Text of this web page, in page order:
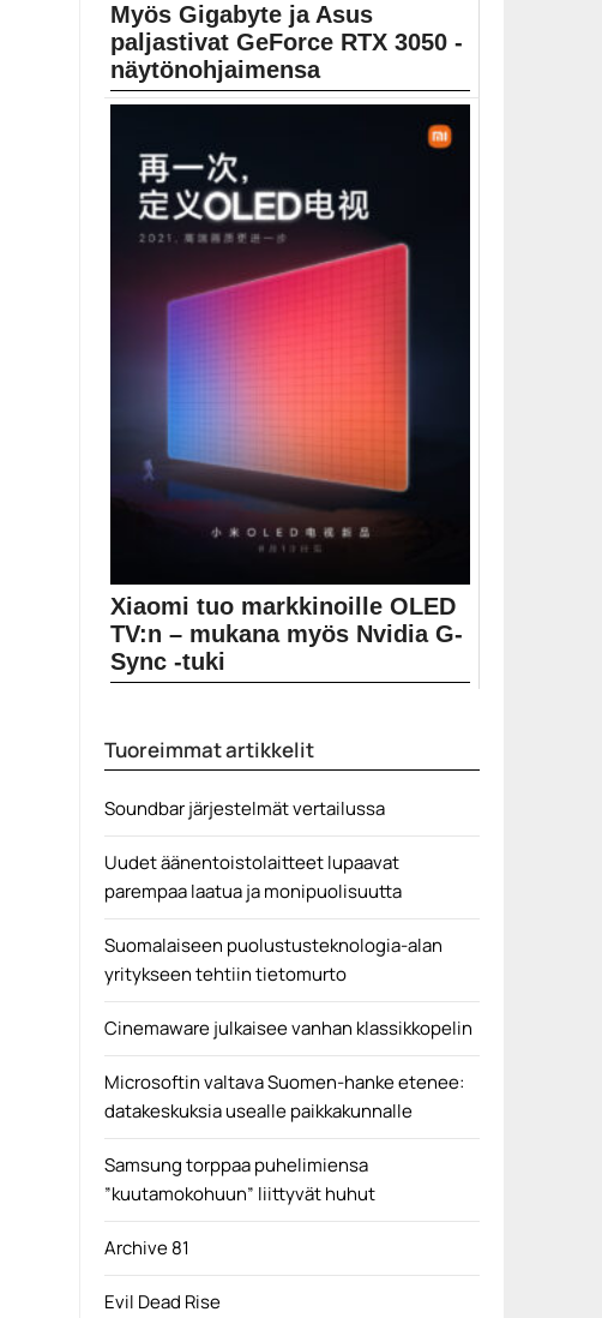
Myös Gigabyte ja Asus
paljastivat GeForce RTX 3050 -
näytönohjaimensa
Asus
Xiaomi tuo markkinoille OLED
TV:n – mukana myös Nvidia G-
Sync -tuki
OLED
Tuoreimmat artikkelit
Soundbar järjestelmät vertailussa
Uudet äänentoistolaitteet lupaavat
parempaa laatua ja monipuolisuutta
Suomalaiseen puolustusteknologia-alan
yritykseen tehtiin tietomurto
Cinemaware julkaisee vanhan klassikkopelin
Microsoftin valtava Suomen-hanke etenee:
datakeskuksia usealle paikkakunnalle
Samsung torppaa puhelimiensa
”kuutamokohuun” liittyvät huhut
Archive 81
Evil Dead Rise